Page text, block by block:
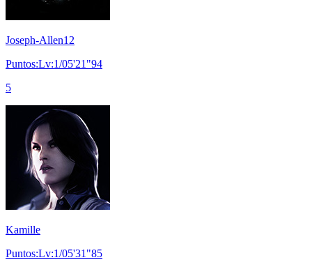
Joseph-Allen12
Puntos:Lv:1/05'21"94
5
Kamille
Puntos:Lv:1/05'31"85